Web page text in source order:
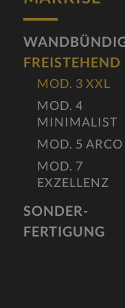
WANDBÜNDIG
FREISTEHEND
MOD. 3 XXL
MOD. 4
MINIMALIST
MOD. 5 ARCO
MOD. 7
EXZELLENZ
SONDER-
FERTIGUNG